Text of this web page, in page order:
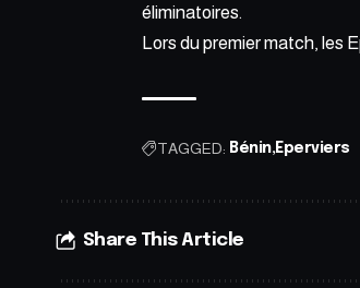
éliminatoires.
Lors du premier match, les
TAGGED: Bénin Eperviers
Share This Article